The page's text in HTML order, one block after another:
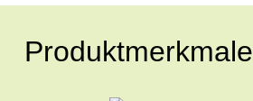
Produktmerkmale